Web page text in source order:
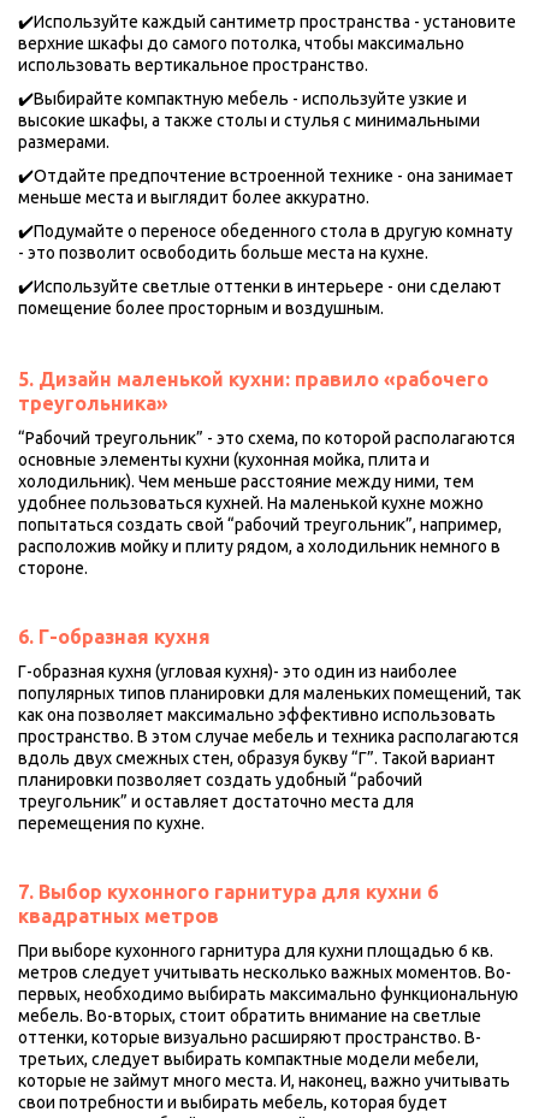
✔️Используйте каждый сантиметр пространства - установите
верхние шкафы до самого потолка, чтобы максимально
использовать вертикальное пространство.
✔️Выбирайте компактную мебель - используйте узкие и
высокие шкафы, а также столы и стулья с минимальными
размерами.
✔️Отдайте предпочтение встроенной технике - она занимает
меньше места и выглядит более аккуратно.
✔️Подумайте о переносе обеденного стола в другую комнату
- это позволит освободить больше места на кухне.
✔️Используйте светлые оттенки в интерьере - они сделают
помещение более просторным и воздушным.
5. Дизайн маленькой кухни: правило «рабочего
треугольника»
“Рабочий треугольник” - это схема, по которой располагаются
основные элементы кухни (кухонная мойка, плита и
холодильник). Чем меньше расстояние между ними, тем
удобнее пользоваться кухней. На маленькой кухне можно
попытаться создать свой “рабочий треугольник”, например,
расположив мойку и плиту рядом, а холодильник немного в
стороне.
6. Г-образная кухня
Г-образная кухня (угловая кухня)- это один из наиболее
популярных типов планировки для маленьких помещений, так
как она позволяет максимально эффективно использовать
пространство. В этом случае мебель и техника располагаются
вдоль двух смежных стен, образуя букву “Г”. Такой вариант
планировки позволяет создать удобный “рабочий
треугольник” и оставляет достаточно места для
перемещения по кухне.
7. Выбор кухонного гарнитура для кухни 6
квадратных метров
При выборе кухонного гарнитура для кухни площадью 6 кв.
метров следует учитывать несколько важных моментов. Во-
первых, необходимо выбирать максимально функциональную
мебель. Во-вторых, стоит обратить внимание на светлые
оттенки, которые визуально расширяют пространство. В-
третьих, следует выбирать компактные модели мебели,
которые не займут много места. И, наконец, важно учитывать
свои потребности и выбирать мебель, которая будет